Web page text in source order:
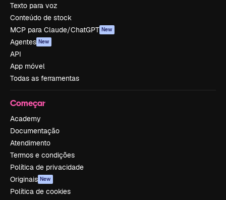
Texto para voz
Conteúdo de stock
MCP para Claude/ChatGPT New
Agentes New
API
App móvel
Todas as ferramentas
Começar
Academy
Documentação
Atendimento
Termos e condições
Política de privacidade
Originais New
Política de cookies